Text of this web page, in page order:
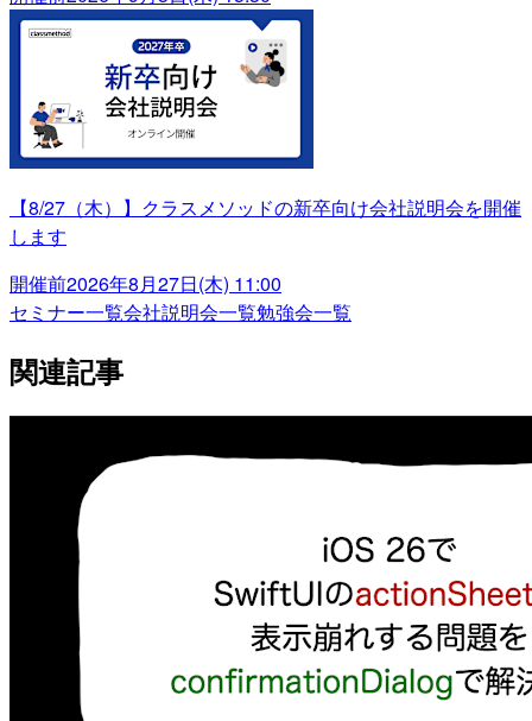
【8/27（木）】クラスメソッドの新卒向け会社説明会を開催
します
開催前2026年8月27日(木) 11:00
セミナー一覧会社説明会一覧勉強会一覧
関連記事